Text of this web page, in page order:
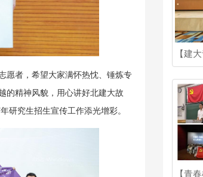
愿者，希望大家满怀热忱、锤炼专
的精神风貌，用心讲好北建大故
研究生招生宣传工作添光增彩。